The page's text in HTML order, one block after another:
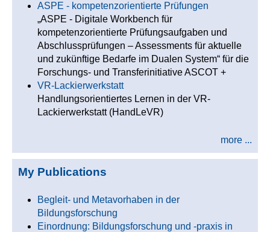
ASPE - kompetenzorientierte Prüfungen
„ASPE - Digitale Workbench für
kompetenzorientierte Prüfungsaufgaben und
Abschlussprüfungen – Assessments für aktuelle
und zukünftige Bedarfe im Dualen System“ für die
Forschungs- und Transferinitiative ASCOT +
VR-Lackierwerkstatt
Handlungsorientiertes Lernen in der VR-
Lackierwerkstatt (HandLeVR)
more ...
My Publications
Begleit- und Metavorhaben in der
Bildungsforschung
Einordnung: Bildungsforschung und -praxis in